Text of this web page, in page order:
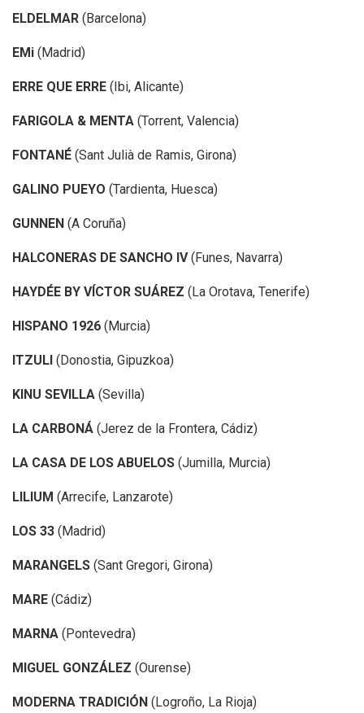
ELDELMAR (Barcelona)
EMi (Madrid)
ERRE QUE ERRE (Ibi, Alicante)
FARIGOLA & MENTA (Torrent, Valencia)
FONTANÉ (Sant Julià de Ramis, Girona)
GALINO PUEYO (Tardienta, Huesca)
GUNNEN (A Coruña)
HALCONERAS DE SANCHO IV(Funes, Navarra)
HAYDÉE BY VÍCTOR SUÁREZ (La Orotava, Tenerife)
HISPANO 1926 (Murcia)
ITZULI (Donostia, Gipuzkoa)
KINU SEVILLA (Sevilla)
LA CARBONÁ (Jerez de la Frontera, Cádiz)
LA CASA DE LOS ABUELOS (Jumilla, Murcia)
LILIUM (Arrecife, Lanzarote)
LOS 33 (Madrid)
MARANGELS (Sant Gregori, Girona)
MARE (Cádiz)
MARNA (Pontevedra)
MIGUEL GONZÁLEZ (Ourense)
MODERNA TRADICIÓN (Logroño, La Rioja)